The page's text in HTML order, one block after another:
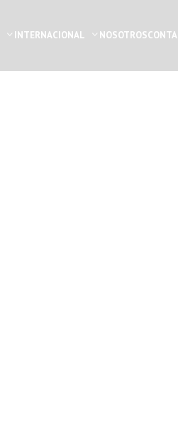
INTERNACIONAL NOSOTROS